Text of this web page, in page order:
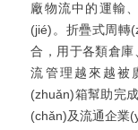
廠物流中的運輸
(jié)。折疊式
合，用于各類倉庫
流管理越來越被
(zhuǎn)箱幫助完成
(chǎn)及流通企業